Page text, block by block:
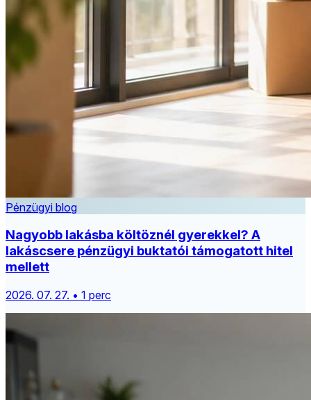
Pénzügyi blog
Nagyobb lakásba költöznél gyerekkel? A
lakáscsere pénzügyi buktatói támogatott hitel
mellett
2026. 07. 27. • 1 perc